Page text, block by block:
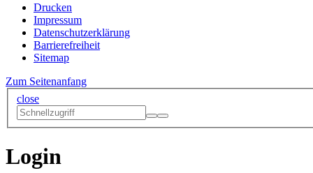
Drucken
Impressum
Datenschutzerklärung
Barrierefreiheit
Sitemap
Zum Seitenanfang
close
Login